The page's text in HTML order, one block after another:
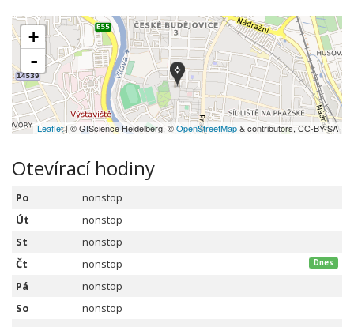
+
-
Leaflet| © GIScience Heidelberg, ©OpenStreetMap& contributors, CC-BY-SA
Otevírací hodiny
Po
nonstop
Út
nonstop
St
nonstop
Čt
nonstop Dnes
Pá
nonstop
So
nonstop